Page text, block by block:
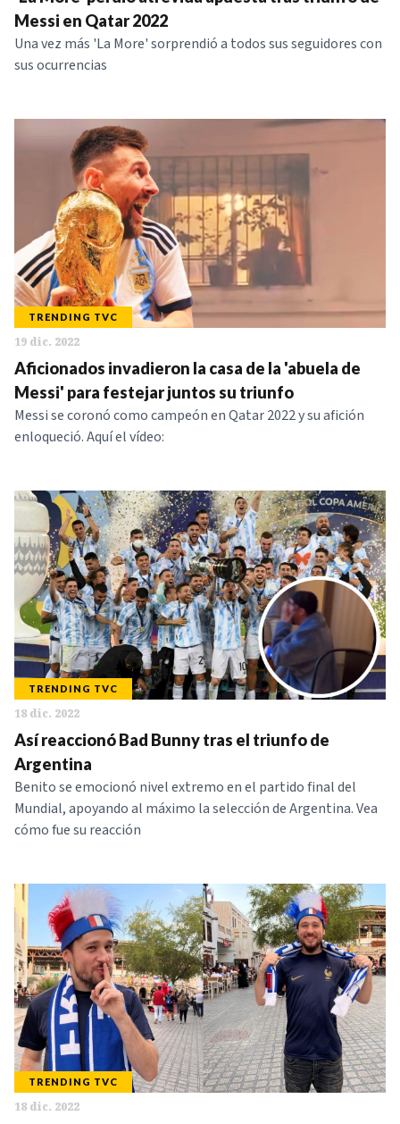
Messi en Qatar 2022
Una vez más 'La More' sorprendió a todos sus seguidores con
sus ocurrencias
TRENDING TVC
19 dic. 2022
Aficionados invadieron la casa de la 'abuela de
Messi' para festejar juntos su triunfo
Messi se coronó como campeón en Qatar 2022 y su afición
enloqueció. Aquí el vídeo:
TRENDING TVC
18 dic. 2022
Así reaccionó Bad Bunny tras el triunfo de
Argentina
Benito se emocionó nivel extremo en el partido final del
Mundial, apoyando al máximo la selección de Argentina. Vea
cómo fue su reacción
TRENDING TVC
18 dic. 2022